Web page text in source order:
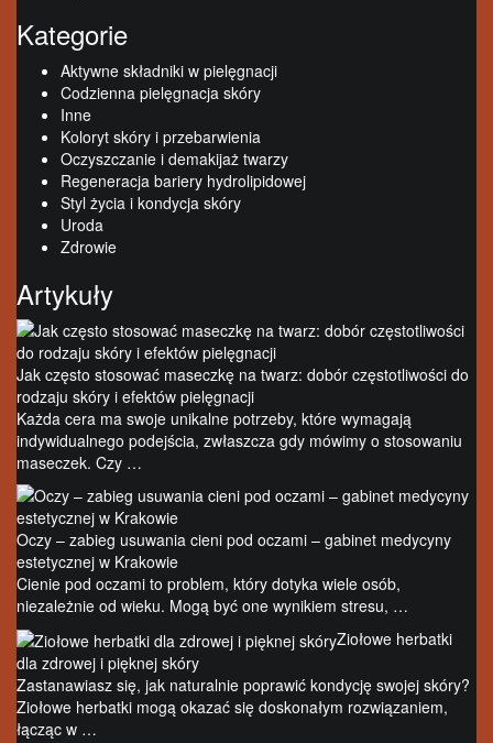
Kategorie
Aktywne składniki w pielęgnacji
Codzienna pielęgnacja skóry
Inne
Koloryt skóry i przebarwienia
Oczyszczanie i demakijaż twarzy
Regeneracja bariery hydrolipidowej
Styl życia i kondycja skóry
Uroda
Zdrowie
Artykuły
Jak często stosować maseczkę na twarz: dobór częstotliwości do
rodzaju skóry i efektów pielęgnacji
Każda cera ma swoje unikalne potrzeby, które wymagają
indywidualnego podejścia, zwłaszcza gdy mówimy o stosowaniu
maseczek. Czy …
Oczy – zabieg usuwania cieni pod oczami – gabinet medycyny
estetycznej w Krakowie
Cienie pod oczami to problem, który dotyka wiele osób,
niezależnie od wieku. Mogą być one wynikiem stresu, …
Ziołowe herbatki
dla zdrowej i pięknej skóry
Zastanawiasz się, jak naturalnie poprawić kondycję swojej skóry?
Ziołowe herbatki mogą okazać się doskonałym rozwiązaniem,
łącząc w …